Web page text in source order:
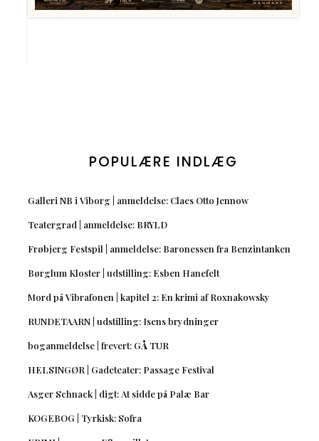
POPULÆRE INDLÆG
Galleri NB i Viborg | anmeldelse: Claes Otto Jennow
Teatergrad | anmeldelse: BRYLD
Frøbjerg Festspil | anmeldelse: Baronessen fra Benzintanken
Børglum Kloster | udstilling: Esben Hanefelt
Mord på Vibrafonen | kapitel 2: En krimi af Roxnakowsky
RUNDETAARN | udstilling: Isens brydninger
boganmeldelse | frevert: GÅ TUR
HELSINGØR | Gadeteater: Passage Festival
Asger Schnack | digt: At sidde på Palæ Bar
KOGEBOG | Tyrkisk: Sofra